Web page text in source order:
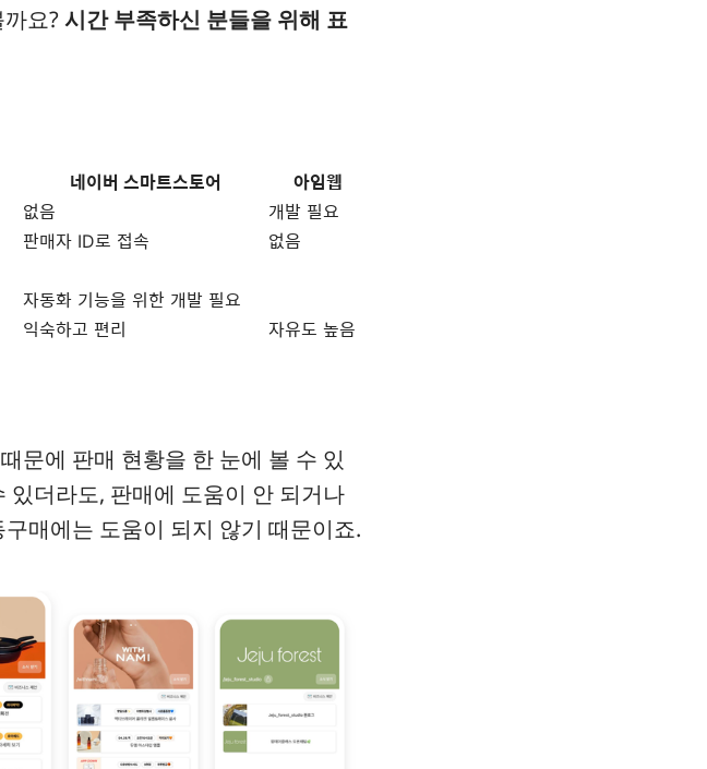
요?시간 부족하신 분들을 위해 표
네이버 스마트스토어
아임웹
없음
개발 필요
판매자 ID로 접속
없음
자동화 기능을 위한 개발 필요
익숙하고 편리 자유도 높음
문에 판매 현황을 한 눈에 볼 수 있
더라도, 판매에 도움이 안 되거나
매에는 도움이 되지 않기 때문이죠.